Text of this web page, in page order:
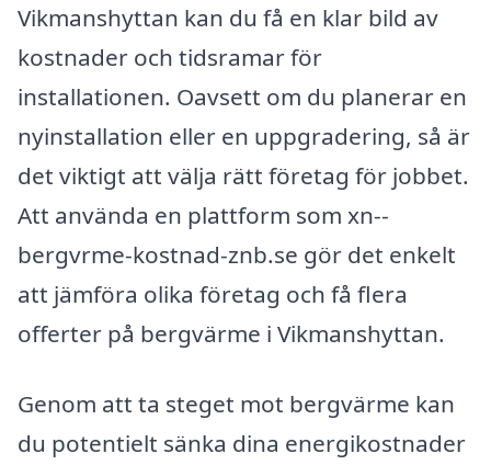
Vikmanshyttan kan du få en klar bild av
kostnader och tidsramar för
installationen. Oavsett om du planerar en
nyinstallation eller en uppgradering, så är
det viktigt att välja rätt företag för jobbet.
Att använda en plattform som xn--
bergvrme-kostnad-znb.se gör det enkelt
att jämföra olika företag och få flera
offerter på bergvärme i Vikmanshyttan.
Genom att ta steget mot bergvärme kan
du potentielt sänka dina energikostnader